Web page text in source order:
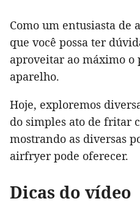
Como um entusiasta de
que você possa ter
aproveitar ao máximo o
aparelho.
Hoje, exploremos
do simples ato de fritar
mostrando as diversas
airfryer pode oferecer.
Dicas do vídeo